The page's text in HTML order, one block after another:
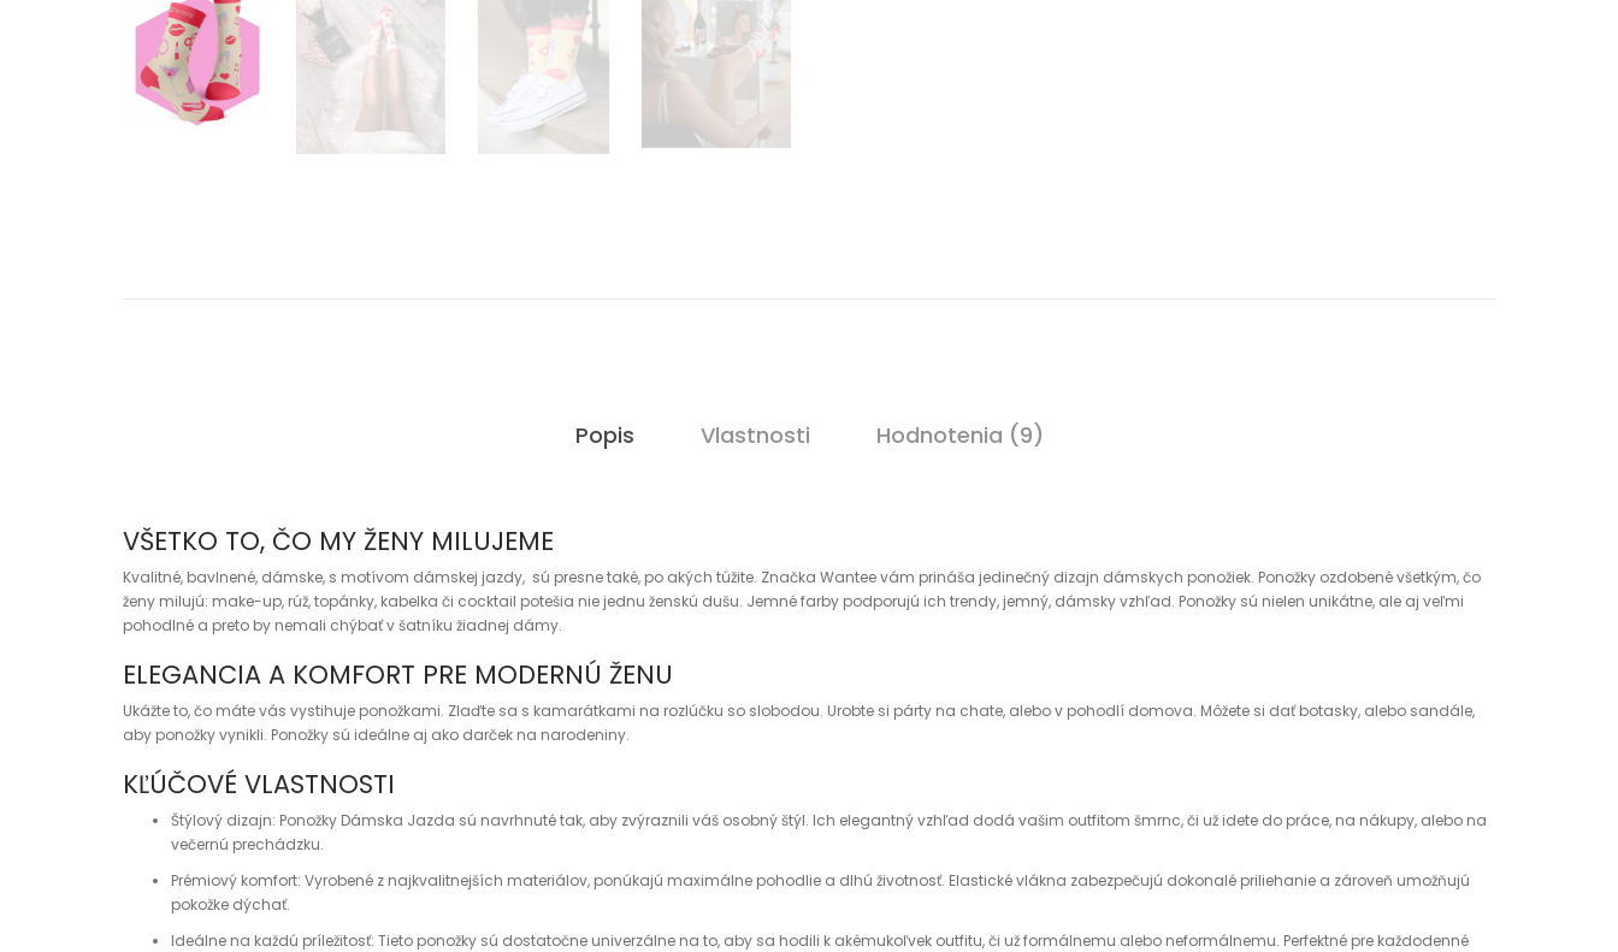
Popis Vlastnosti Hodnotenia (9)
VŠETKO TO, ČO MY ŽENY MILUJEME
Kvalitné, bavlnené, dámske, s motívom dámskej jazdy, sú presne také, po akých túžite. Značka Wantee vám prináša jedinečný dizajn dámskych ponožiek. Ponožky ozdobené všetkým, čo
ženy milujú: make-up, rúž, topánky, kabelka či cocktail potešia nie jednu ženskú dušu. Jemné farby podporujú ich trendy, jemný, dámsky vzhľad. Ponožky sú nielen unikátne, ale aj veľmi
pohodlné a preto by nemali chýbať v šatníku žiadnej dámy.
ELEGANCIA A KOMFORT PRE MODERNÚ ŽENU
Ukážte to, čo máte vás vystihuje ponožkami. Zlaďte sa s kamarátkami na rozlúčku so slobodou. Urobte si párty na chate, alebo v pohodlí domova. Môžete si dať botasky, alebo sandále,
aby ponožky vynikli. Ponožky sú ideálne aj ako darček na narodeniny.
KĽÚČOVÉ VLASTNOSTI
Štýlový dizajn: Ponožky Dámska Jazda sú navrhnuté tak, aby zvýraznili váš osobný štýl. Ich elegantný vzhľad dodá vašim outfitom šmrnc, či už idete do práce, na nákupy, alebo na
večernú prechádzku.
Prémiový komfort: Vyrobené z najkvalitnejších materiálov, ponúkajú maximálne pohodlie a dlhú životnosť. Elastické vlákna zabezpečujú dokonalé priliehanie a zároveň umožňujú
pokožke dýchať.
Ideálne na každú príležitosť: Tieto ponožky sú dostatočne univerzálne na to, aby sa hodili k akémukoľvek outfitu, či už formálnemu alebo neformálnemu. Perfektné pre každodenné